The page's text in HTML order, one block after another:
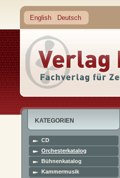
English Deutsch
KATEGORIEN
CD
Orchesterkatalog
Bühnenkatalog
Kammermusik